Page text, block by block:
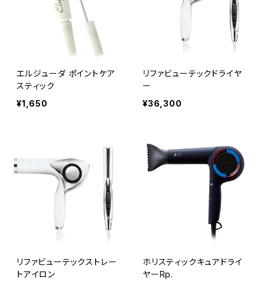
エルジューダ ポイントケア
スティック
¥1,650
リファビューテックドライヤ
ー
¥36,300
リファビューテックストレー
トアイロン
ホリスティックキュアドライ
ヤーRp.